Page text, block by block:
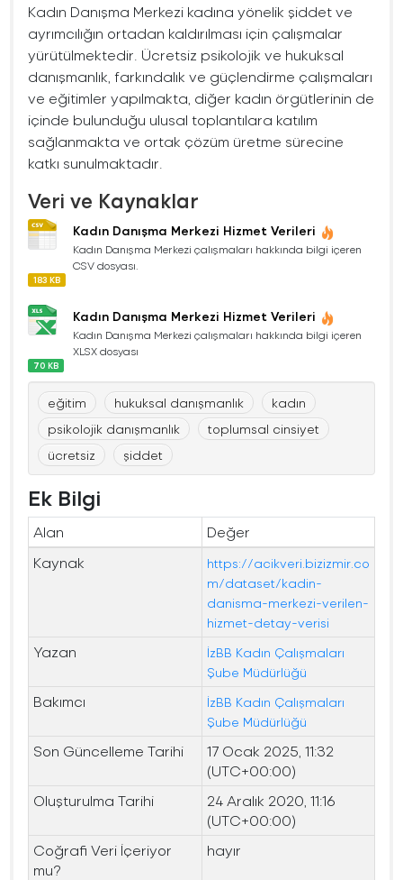
Kadın Danışma Merkezi kadına yönelik şiddet ve
ayrımcılığın ortadan kaldırılması için çalışmalar
yürütülmektedir. Ücretsiz psikolojik ve hukuksal
danışmanlık, farkındalık ve güçlendirme çalışmaları
ve eğitimler yapılmakta, diğer kadın örgütlerinin de
içinde bulunduğu ulusal toplantılara katılım
sağlanmakta ve ortak çözüm üretme sürecine
katkı sunulmaktadır.
Veri ve Kaynaklar
Kadın Danışma Merkezi Hizmet Verileri
Kadın Danışma Merkezi çalışmaları hakkında bilgi içeren
CSV dosyası.
183 KB
Kadın Danışma Merkezi Hizmet Verileri
Kadın Danışma Merkezi çalışmaları hakkında bilgi içeren
XLSX dosyası
70 KB
eğitim hukuksal danışmanlık
kadın
psikolojik danışmanlık
toplumsal cinsiyet
ücretsiz
şiddet
Ek Bilgi
Alan
Değer
Kaynak
https://acikveri.bizizmir.co
m/dataset/kadin-
danisma-merkezi-verilen-
hizmet-detay-verisi
Yazan
İzBB Kadın Çalışmaları
Şube Müdürlüğü
Bakımcı
İzBB Kadın Çalışmaları
Şube Müdürlüğü
Son Güncelleme Tarihi
17 Ocak 2025, 11:32
(UTC+00:00)
Oluşturulma Tarihi
24 Aralık 2020, 11:16
(UTC+00:00)
Coğrafi Veri İçeriyor
mu?
hayır